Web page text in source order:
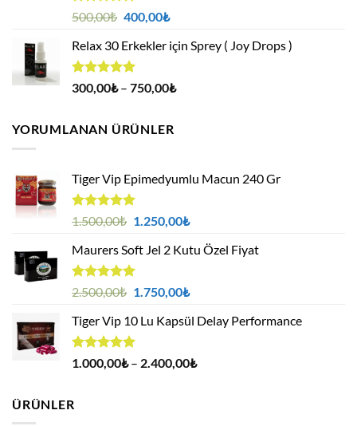
5 üzerinden
oy
aldı
500,00₺ Orijinal
500,00₺.
400,00₺Şu
fiyat:
Relax 30 Erkekler için Sprey ( Joy Drops )
5 üzerinden
4.94oy
300,00₺ – 750,00₺Fiyat
YORUMLANAN ÜRÜNLER
Tiger Vip Epimedyumlu Macun 240 Gr
5 üzerinden
oy
aldı
1.500,00₺ Orijinal
1.500,00₺.
1.250,00₺Şu
fiyat:
Maurers Soft Jel 2 Kutu Özel Fiyat
5 üzerinden
oy
aldı
2.500,00₺ Orijinal
2.500,00₺.
1.750,00₺Şu
fiyat:
Tiger Vip 10 Lu Kapsül Delay Performance
5 üzerinden
oy
1.000,00₺ – 2.400,00₺Fiyat
ÜRÜNLER